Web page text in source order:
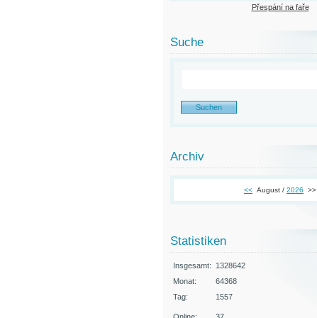
Přespání na faře
Suche
Archiv
<< August / 2026 >>
Statistiken
Insgesamt:
1328642
Monat:
64368
Tag:
1557